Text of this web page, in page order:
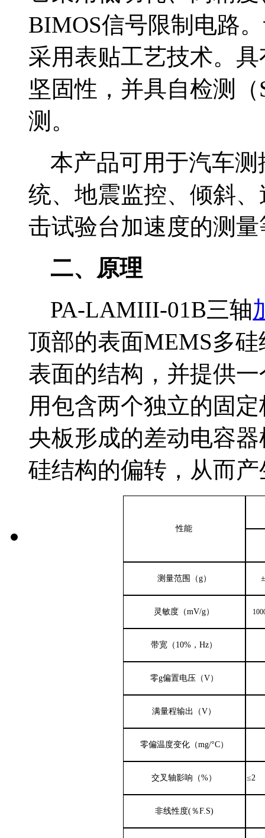
BIMOS信号限制电路
采用表贴工艺技术。
坚固性，并具自检测
测。
本产品可用于汽车
统、地震监控、倾斜
击试验台加速度的测
二、原理
PA-LAMIII-01B三轴
顶部的表面MEMS多
表面的结构，并提供
用包含两个独立的固
央板形成的差动电容
硅结构的偏转，从而
性能
测量范围（g） ±
灵敏度（mV/g）
带宽（ 10%，Hz）
零g偏置电压（V）
满量程输出（V）
零偏温度变化（mg/°C）
交叉轴影响（%） ≤2
非线性度(％F.S)